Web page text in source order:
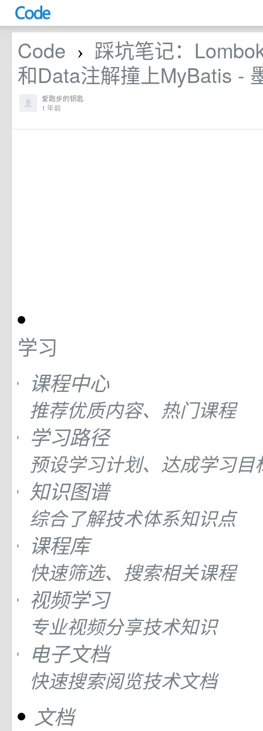
Code › 踩坑笔记：
和Data注解撞上MyBatis -
爱跑步的钥匙
1 年前
学习
课程中心
推荐优质内容、热门课程
学习路径
预设学习计划、达成学习目
知识图谱
综合了解技术体系知识点
课程库
快速筛选、搜索相关课程
视频学习
专业视频分享技术知识
电子文档
快速搜索阅览技术文档
文档